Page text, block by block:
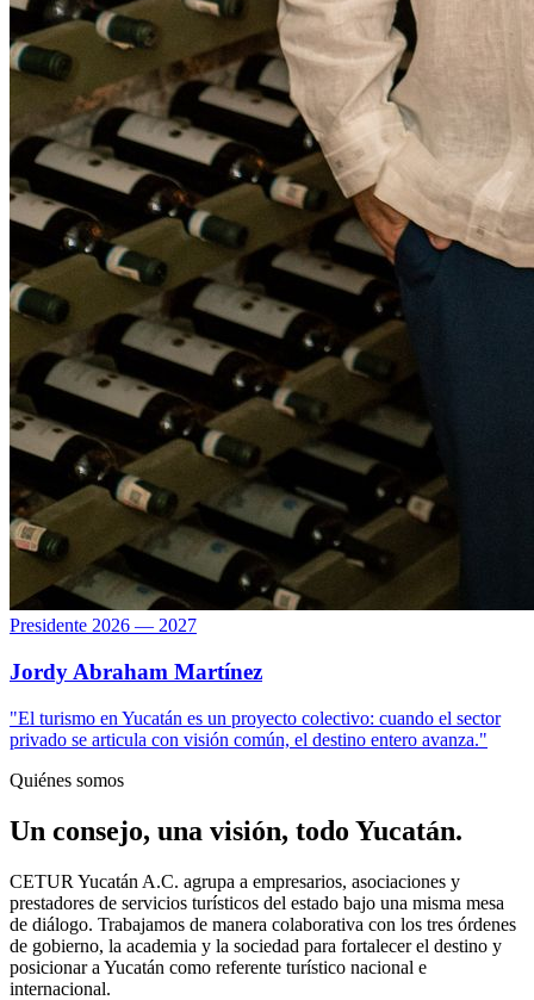
Presidente 2026 — 2027
Jordy Abraham Martínez
"El turismo en Yucatán es un proyecto colectivo: cuando el sector
privado se articula con visión común, el destino entero avanza."
Quiénes somos
Un consejo, una visión, todo Yucatán.
CETUR Yucatán A.C. agrupa a empresarios, asociaciones y
prestadores de servicios turísticos del estado bajo una misma mesa
de diálogo. Trabajamos de manera colaborativa con los tres órdenes
de gobierno, la academia y la sociedad para fortalecer el destino y
posicionar a Yucatán como referente turístico nacional e
internacional.